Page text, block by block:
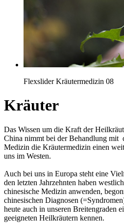
Flexslider Kräutermedizin 08
Kräuter
Das Wissen um die Kraft der
China nimmt bei der Behandlung mit
Medizin die Kräutermedizin einen
uns im Westen.
Auch bei uns in Europa steht eine
den letzten Jahrzehnten haben
chinesische Medizin anwenden,
chinesischen Diagnosen
heute auch in unseren Breitengraden
geeigneten Heilkräutern kennen.